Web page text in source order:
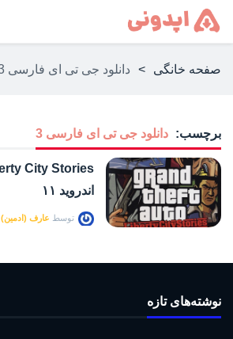
صفحه خانگی > دانلود جی تی ای فارسی 3
برچسب: دانلود جی تی ای فارسی 3
اندروید ۱۱
توسط عارف (ادمین)
نوشته‌های تازه